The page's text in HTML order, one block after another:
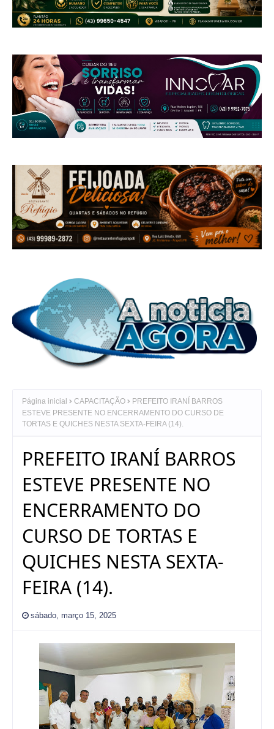
Página inicial CAPACITAÇÃO
PREFEITO IRANÍ BARROS
ESTEVE PRESENTE NO ENCERRAMENTO DO CURSO DE
TORTAS E QUICHES NESTA SEXTA-FEIRA (14).
PREFEITO IRANÍ BARROS
ESTEVE PRESENTE NO
ENCERRAMENTO DO
CURSO DE TORTAS E
QUICHES NESTA SEXTA-
FEIRA (14).
sábado, março 15, 2025